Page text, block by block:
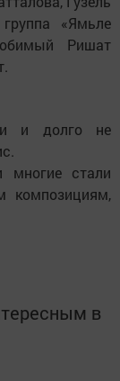
«Ямьле
Ришат
и долго не
многие стали
композициям,
в